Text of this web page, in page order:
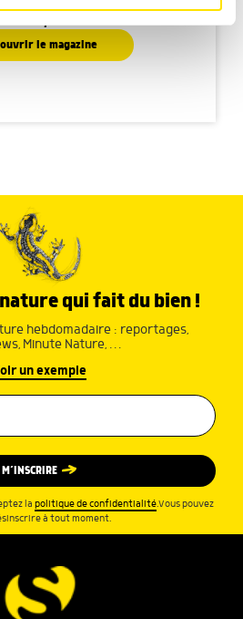
notre trafic. Nous
de médias sociaux, de
peuvent combiner celles-ci
le magazine
qui fait du bien !
hebdomadaire : reportages,
Minute Nature, …
un exemple
M’INSCRIRE
la politique de confidentialité.Vous pouvez
à tout moment.